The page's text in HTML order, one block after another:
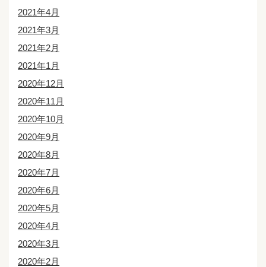
2021年4月
2021年3月
2021年2月
2021年1月
2020年12月
2020年11月
2020年10月
2020年9月
2020年8月
2020年7月
2020年6月
2020年5月
2020年4月
2020年3月
2020年2月